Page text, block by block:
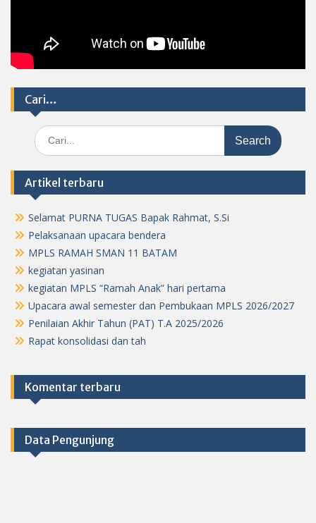
Cari…
Search
for:
Artikel terbaru
Selamat PURNA TUGAS Bapak Rahmat, S.Si
Pelaksanaan upacara bendera
MPLS RAMAH SMAN 11 BATAM
kegiatan yasinan
kegiatan MPLS “Ramah Anak” hari pertama
Upacara awal semester dan Pembukaan MPLS 2026/2027
Penilaian Akhir Tahun (PAT) T.A 2025/2026
Rapat konsolidasi dan tah
Komentar terbaru
Data Pengunjung